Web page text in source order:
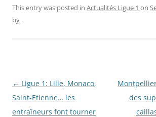
This entry was posted in Actualités Ligue 1 on
by .
Post
navigation
← Ligue 1: Lille, Monaco,
Saint-Etienne… les
entraîneurs font tourner
des